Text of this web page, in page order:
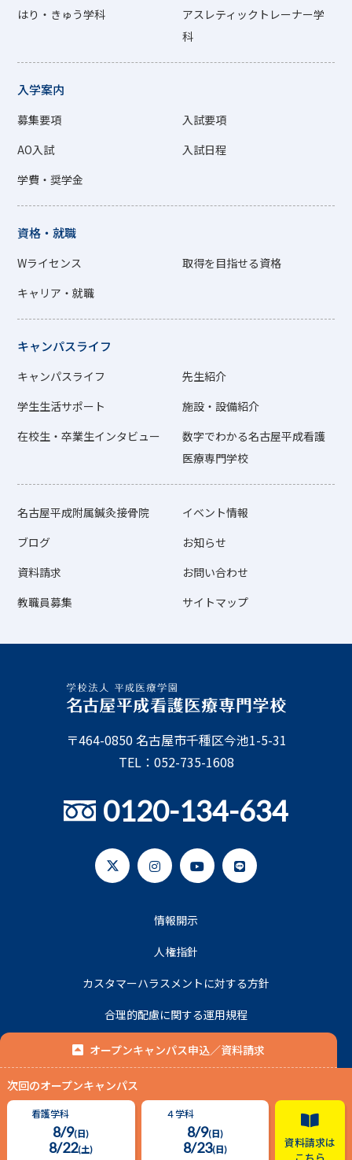
はり・きゅう学科
アスレティックトレーナー学
科
入学案内
募集要項
入試要項
AO入試
入試日程
学費・奨学金
資格・就職
Wライセンス
取得を目指せる資格
キャリア・就職
キャンパスライフ
キャンパスライフ
先生紹介
学生生活サポート
施設・設備紹介
在校生・卒業生インタビュー
数字でわかる名古屋平成看護
医療専門学校
名古屋平成附属鍼灸接骨院
イベント情報
ブログ
お知らせ
資料請求
お問い合わせ
教職員募集
サイトマップ
〒464-0850 名古屋市千種区今池1-5-31
TEL：052-735-1608
0120-134-634
情報開示
人権指針
カスタマーハラスメントに対する方針
合理的配慮に関する運用規程
プライバシーポリシー
© 2020 名古屋平成看護医療専門学校.
オープンキャンパス申込／資料請求
次回のオープンキャンパス
看護学科
8/9(日)
8/22(土)
４学科
8/9(日)
8/23(日)
資料請求は